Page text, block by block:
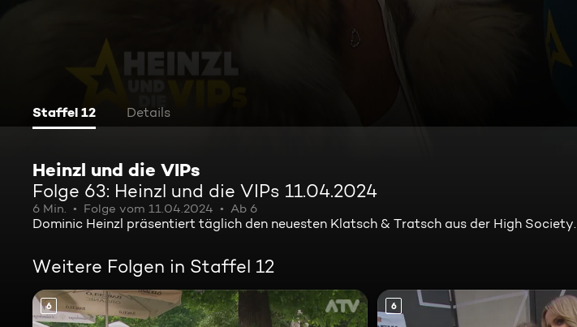
Staffel 12 Details
Heinzl und die VIPs
Folge 63: Heinzl und die VIPs 11.04.2024
6 Min. Folge vom 11.04.2024 Ab 6
Dominic Heinzl präsentiert täglich den neuesten Klatsch & Tratsch aus der High Society.
Weitere Folgen in Staffel 12
6 6